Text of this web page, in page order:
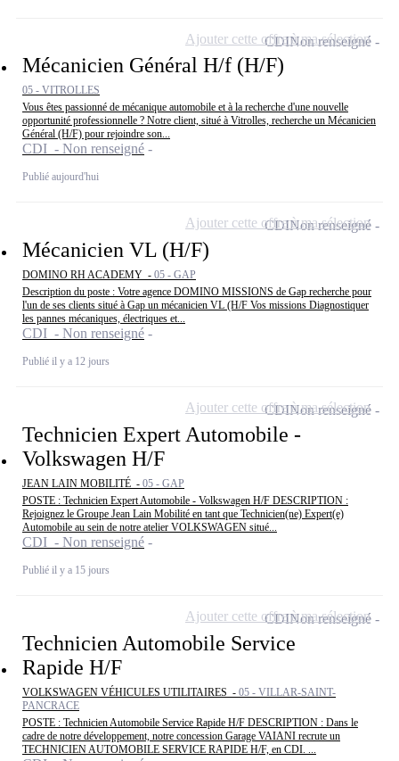
Mécanicien Général H/f (H/F)
05 - VITROLLES
Vous êtes passionné de mécanique automobile et à la recherche d'une nouvelle
opportunité professionnelle ? Notre client, situé à Vitrolles, recherche un Mécanicien
Général (H/F) pour rejoindre son...
CDI - Non renseigné
Publié aujourd'hui
CDINon renseigné
Ajouter cette offre à ma sélection
Mécanicien VL (H/F)
DOMINO RH ACADEMY - 05 - GAP
Description du poste : Votre agence DOMINO MISSIONS de Gap recherche pour
l'un de ses clients situé à Gap un mécanicien VL (H/F Vos missions Diagnostiquer
les pannes mécaniques, électriques et...
CDI - Non renseigné
Publié il y a 12 jours
CDINon renseigné
Ajouter cette offre à ma sélection
Technicien Expert Automobile -
Volkswagen H/F
JEAN LAIN MOBILITÉ - 05 - GAP
POSTE : Technicien Expert Automobile - Volkswagen H/F DESCRIPTION :
Rejoignez le Groupe Jean Lain Mobilité en tant que Technicien(ne) Expert(e)
Automobile au sein de notre atelier VOLKSWAGEN situé...
CDI - Non renseigné
Publié il y a 15 jours
CDINon renseigné
Ajouter cette offre à ma sélection
Technicien Automobile Service
Rapide H/F
VOLKSWAGEN VÉHICULES UTILITAIRES - 05 - VILLAR-SAINT-
PANCRACE
POSTE : Technicien Automobile Service Rapide H/F DESCRIPTION : Dans le
cadre de notre développement, notre concession Garage VAIANI recrute un
TECHNICIEN AUTOMOBILE SERVICE RAPIDE H/F, en CDI. ...
CDINon renseigné
Ajouter cette offre à ma sélection